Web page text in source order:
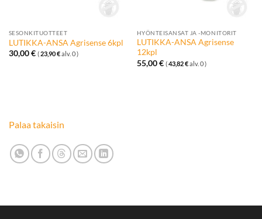
SESONKITUOTTEET
LUTIKKA-ANSA Agrisense 6kpl
30,00€ (23,90€alv. 0 )
HYÖNTEISANSAT JA -MONITORIT
LUTIKKA-ANSA Agrisense
12kpl
55,00€ (43,82€alv. 0 )
Palaa takaisin